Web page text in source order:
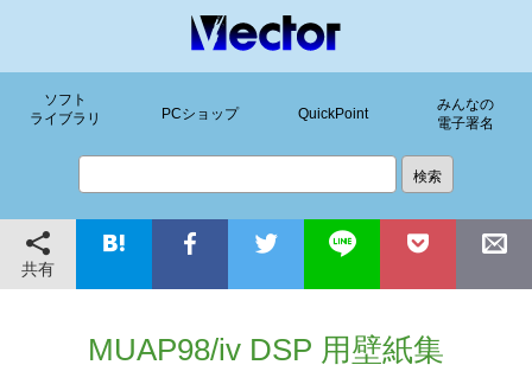
ソフト
ライブラリ
PCショップ QuickPoint
みんなの
電子署名
共有
MUAP98/iv DSP 用壁紙集